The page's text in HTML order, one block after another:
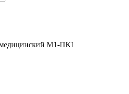
М1-ПК1